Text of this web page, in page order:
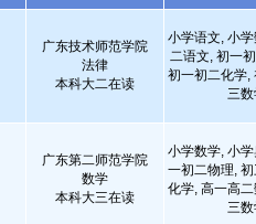
广东技术师范学院
法律
本科大二在读
小学语文, 小
二语文, 初一
初一初二化学,
三
广东第二师范学院
数学
本科大三在读
小学数学, 小
一初二物理,
化学, 高一高
三